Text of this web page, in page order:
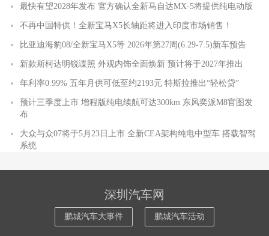
最快有望2028年发布 官方确认全新马自达MX-5将提供纯电动版
不再中国特供！全新宝马X5长轴距将进入印度市场销售！
比亚迪海豹08/全新宝马X5等 2026年第27周(6.29-7.5)新车预告
新款斯柯达明锐谍照 外观内饰全面焕新 预计将于2027年推出
年利率0.99% 五年月供可低至约2193元 特斯拉推出“轻松贷”
预计三季度上市 增程版纯电续航可达300km 东风奕派M8官图发
布
大众与众07将于5月23日上市 全新CEA架构纯电中型车 搭载智驾
系统
深圳汽车网
鹏城汽车大事件 鹏城汽车活动